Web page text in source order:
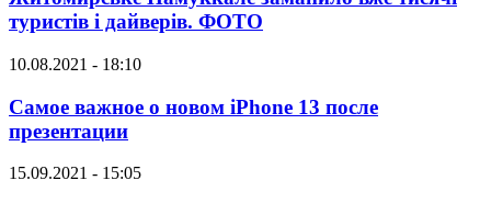
туристів і дайверів. ФОТО
10.08.2021 - 18:10
Самое важное о новом iPhone 13 после
презентации
15.09.2021 - 15:05